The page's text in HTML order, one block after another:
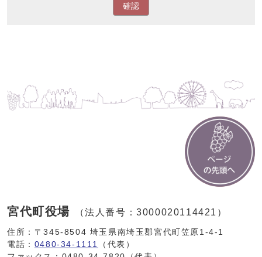
確認
宮代町役場 （法人番号：3000020114421）
住所：〒345-8504 埼玉県南埼玉郡宮代町笠原1-4-1
電話： 0480-34-1111
（代表）